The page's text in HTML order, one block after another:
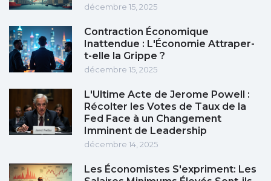
décembre 15, 2025
Contraction Économique
Inattendue : L'Économie Attraper-
t-elle la Grippe ?
décembre 15, 2025
L'Ultime Acte de Jerome Powell :
Récolter les Votes de Taux de la
Fed Face à un Changement
Imminent de Leadership
décembre 14, 2025
Les Économistes S'expriment: Les